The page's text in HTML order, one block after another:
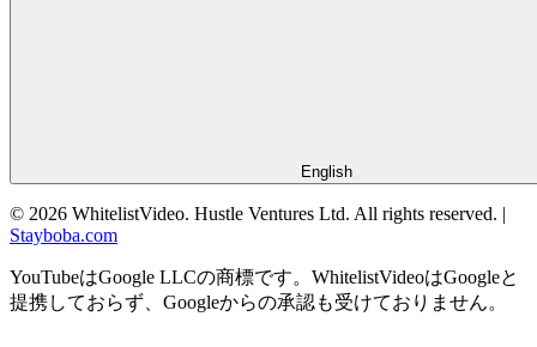
English
© 2026 WhitelistVideo. Hustle Ventures Ltd. All rights reserved. |
Stayboba.com
YouTubeはGoogle LLCの商標です。WhitelistVideoはGoogleと
提携しておらず、Googleからの承認も受けておりません。